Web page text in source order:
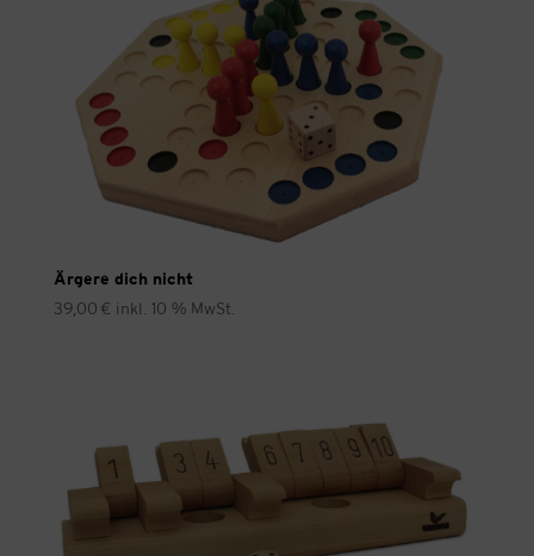
Ärgere dich nicht
39,00 € inkl. 10 % MwSt.